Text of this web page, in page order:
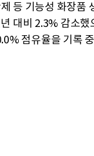
등 기능성 화장품
대비 2.3% 감소했
점유율을 기록